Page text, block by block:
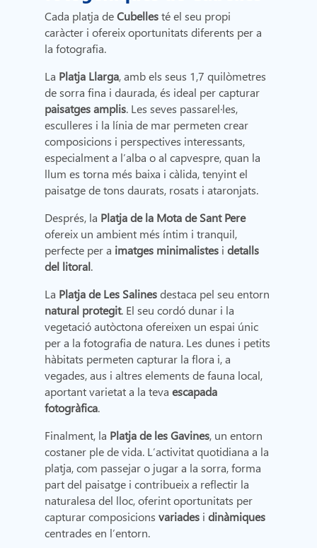
Cada platja deCubellesté el seu propi
caràcter i ofereix oportunitats diferents per a
la fotografia.
La Platja Llarga, amb els seus 1,7 quilòmetres
de sorra fina i daurada, és ideal per capturar
paisatges amplis. Les seves passarel·les,
esculleres i la línia de mar permeten crear
composicions i perspectives interessants,
especialment a l’alba o al capvespre, quan la
llum es torna més baixa i càlida, tenyint el
paisatge de tons daurats, rosats i ataronjats.
Després, la Platja de la Mota de Sant Pere
ofereix un ambient més íntim i tranquil,
perfecte per a imatges minimalistes idetalls
del litoral.
La Platja de Les Salinesdestaca pel seu entorn
natural protegit. El seu cordó dunar i la
vegetació autòctona ofereixen un espai únic
per a la fotografia de natura. Les dunes i petits
hàbitats permeten capturar la flora i, a
vegades, aus i altres elements de fauna local,
aportant varietat a la tevaescapada
fotogràfica.
Finalment, la Platja de les Gavines, un entorn
costaner ple de vida. L’activitat quotidiana a la
platja, com passejar o jugar a la sorra, forma
part del paisatge i contribueix a reflectir la
naturalesa del lloc, oferint oportunitats per
capturar composicionsvariades idinàmiques
centrades en l’entorn.